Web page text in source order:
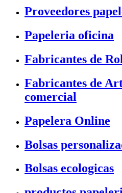
Proveedores
Papeleria oficina
Fabricantes de
Fabricantes de
comercial
Papelera Online
Bolsas
Bolsas ecologicas